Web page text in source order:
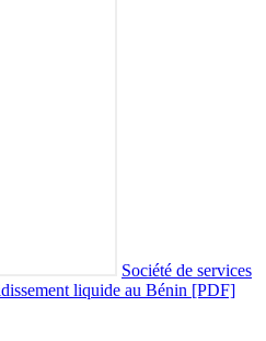
Société de services
liquide au Bénin [PDF]